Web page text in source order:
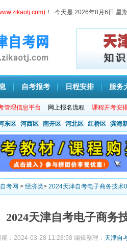
！ 今天是:2026年8月6日 星
自考报考 日程安排 服务
管理信息平台 网上报名流程 课程开考安
东区 河西区 南开区 河北区 红桥区 滨海
考网 > 经济类> 2024天津自考电子商务技术
2024天津自考电子商务
期：2024-03-28 11:28:58 编辑整理： 天津自